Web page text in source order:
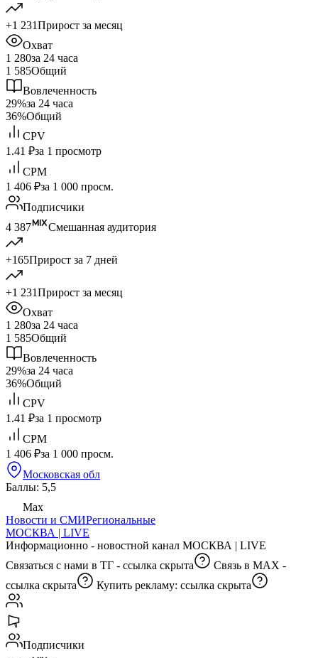
+1 231Прирост за месяц
Охват
1 280за 24 часа
1 585Общий
Вовлеченность
29%за 24 часа
36%Общий
CPV
1.41 ₽за 1 просмотр
CPM
1 406 ₽за 1 000 просм.
Подписчики
4 387
Смешанная аудитория
+165Прирост за 7 дней
+1 231Прирост за месяц
Охват
1 280за 24 часа
1 585Общий
Вовлеченность
29%за 24 часа
36%Общий
CPV
1.41 ₽за 1 просмотр
CPM
1 406 ₽за 1 000 просм.
Московская обл
Баллы: 5,5
Max
Новости и СМИРегиональные
МОСКВА | LIVE
Информационно - новостной канал МОСКВА | LIVE
Связаться с нами в ТГ - ссылка скрыта
Связь в МАХ -
ссылка скрыта
Купить рекламу: ссылка скрыта
Подписчики